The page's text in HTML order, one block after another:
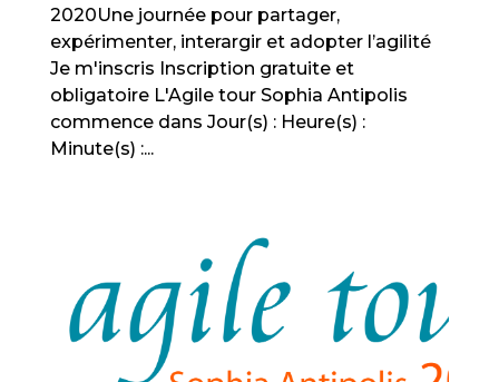
2020Une journée pour partager,
expérimenter, interargir et adopter l’agilité
Je m'inscris Inscription gratuite et
obligatoire L'Agile tour Sophia Antipolis
commence dans Jour(s) : Heure(s) :
Minute(s) :...